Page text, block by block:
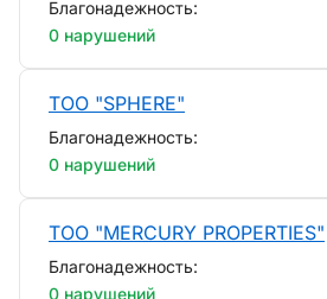
Благонадежность:
0 нарушений
ТОО "SPHERE"
Благонадежность:
0 нарушений
ТОО "MERCURY PROPERTIES"
Благонадежность:
0 нарушений